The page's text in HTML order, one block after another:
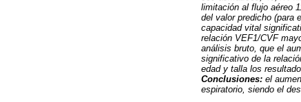
limitación al flujo aéreo
del valor predicho (para
capacidad vital
relación VEF1/CVF
análisis bruto, que el
significativo de la
edad y talla los
Conclusiones: el
espiratorio, siendo el